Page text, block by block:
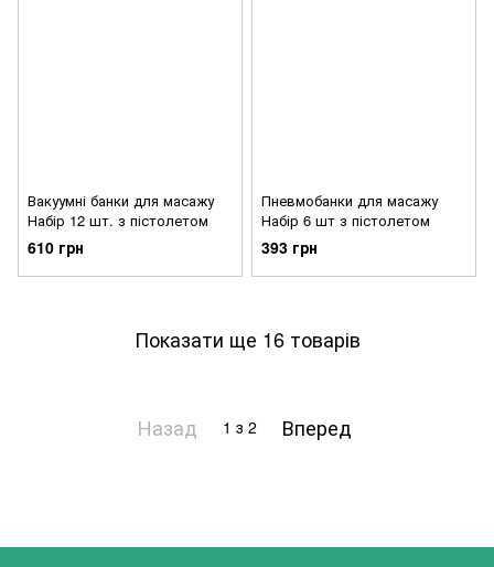
Вакуумні банки для масажу
Набір 12 шт. з пістолетом
610 грн
Пневмобанки для масажу
Набір 6 шт з пістолетом
393 грн
Показати ще 16 товарів
Назад 1 з 2 Вперед